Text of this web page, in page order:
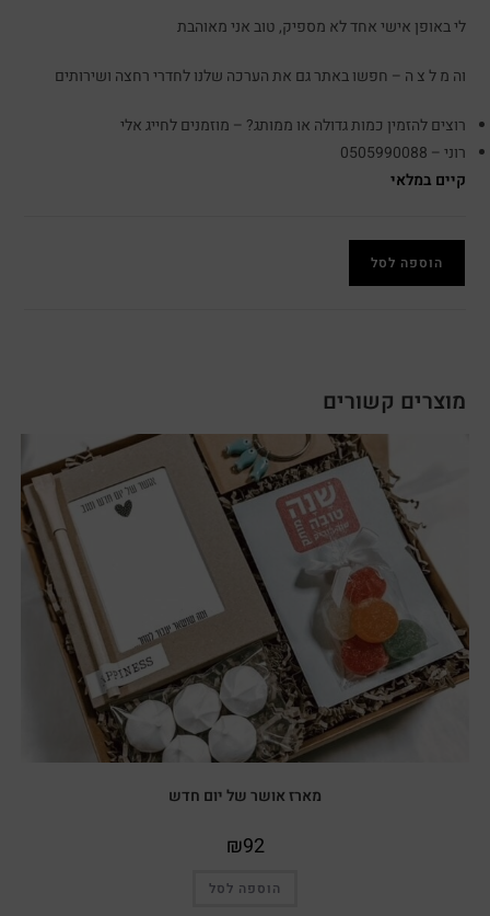
לי באופן אישי אחד לא מספיק, טוב אני מאוהבת
וה מ ל צ ה – חפשו באתר גם את הערכה שלנו לחדרי רחצה ושירותים
רוצים להזמין כמות גדולה או ממותג? – מוזמנים לחייג אלי
רוני – 0505990088
קיים במלאי
הוספה לסל
מוצרים קשורים
מארז אושר של יום חדש
₪92
הוספה לסל